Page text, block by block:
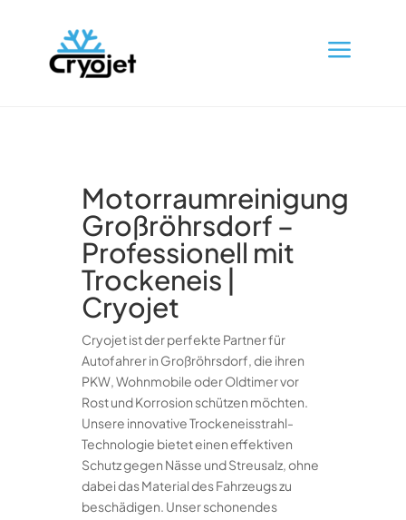
a
Motorraumreinigung
Großröhrsdorf –
Professionell mit
Trockeneis |
Cryojet
Cryojet ist der perfekte Partner für
Autofahrer in Großröhrsdorf, die ihren
PKW, Wohnmobile oder Oldtimer vor
Rost und Korrosion schützen möchten.
Unsere innovative Trockeneisstrahl-
Technologie bietet einen effektiven
Schutz gegen Nässe und Streusalz, ohne
dabei das Material des Fahrzeugs zu
beschädigen. Unser schonendes